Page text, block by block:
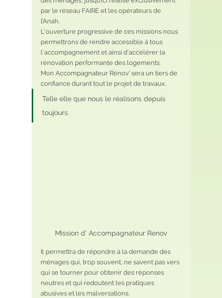
par le réseau FAIRE et les opérateurs de
l’Anah.
L'ouverture progressive de ces missions nous
permettrons de rendre accessible à tous
l'accompagnement et ainsi d'accélérer la
rénovation performante des logements.
Mon Accompagnateur Rénov’ sera un tiers de
confiance durant tout le projet de travaux.
Telle elle que nous le réalisons depuis
toujours.
Mission d’ Accompagnateur Renov
Il permettra de répondre à la demande des
ménages qui, trop souvent, ne savent pas vers
qui se tourner pour obtenir des réponses
neutres et qui redoutent les pratiques
abusives et les malversations.